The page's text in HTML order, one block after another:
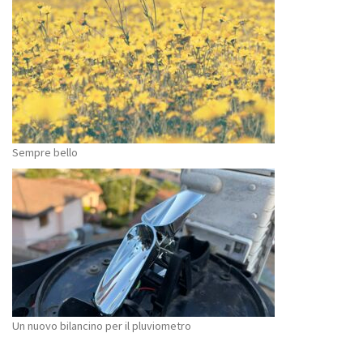
Sempre bello
Un nuovo bilancino per il pluviometro